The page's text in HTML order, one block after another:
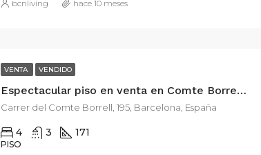
bcnliving hace 10 meses
VENTA VENDIDO
Espectacular piso en venta en Comte Borrell, Barcelona — Zona peatonal junto a Av. Roma
Carrer del Comte Borrell, 195, Barcelona, España
4 3 171
PISO